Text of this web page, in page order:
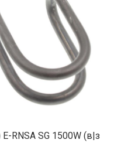
RNSA SG 1500W (в|з